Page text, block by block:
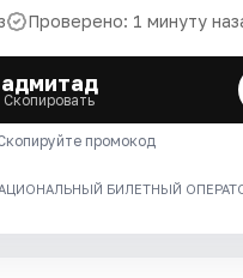
Проверено: 1 минуту
адмитад
Скопировать
промокод
БИЛЕТНЫЙ